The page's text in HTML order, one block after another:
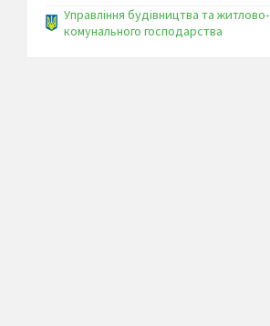
Управління будівництва та житлово-
комунального господарства